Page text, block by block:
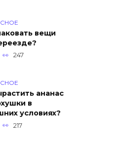
вещи
247
ананас
в
условиях?
217